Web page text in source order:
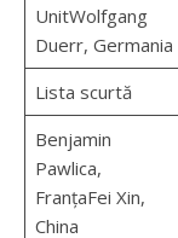
UnitWolfgang
Duerr, Germania
Lista scurtă
Benjamin
Pawlica,
FranțaFei Xin,
China